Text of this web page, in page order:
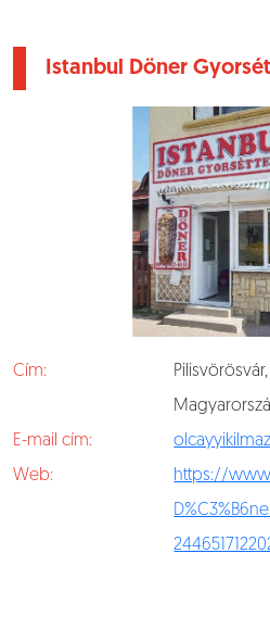
Istanbul Döner
Cím:
E-mail cím:
Web:
https://